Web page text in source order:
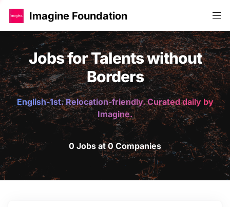
Imagine Foundation
Jobs for Talents without
Borders
English-1st. Relocation-friendly. Curated daily by
Imagine.
0 Jobs at 0 Companies